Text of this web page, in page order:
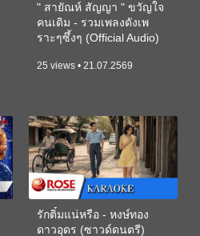
" สายัณห์ สัญญา " ขวัญใจ
คนเดิม - รวมเพลงดังเพ
ราะๆซึ้งๆ (Official Audio)
25 views • 21.07.2569
รักติ๋มแน่หรือ - หงษ์ทอง
ดาวอุดร (ซาวด์ดนตรี)